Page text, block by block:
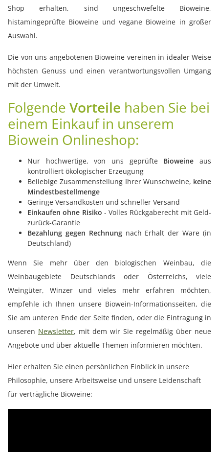
Shop erhalten, sind ungeschwefelte Bioweine,
histamingeprüfte Bioweine und vegane Bioweine in großer
Auswahl.
Die von uns angebotenen Bioweine vereinen in idealer Weise
höchsten Genuss und einen verantwortungsvollen Umgang
mit der Umwelt.
Folgende Vorteile haben Sie bei
einem Einkauf in unserem
Biowein Onlineshop:
Nur hochwertige, von uns geprüfte Bioweineaus
kontrolliert ökologischer Erzeugung
Beliebige Zusammenstellung Ihrer Wunschweine, keine
Mindestbestellmenge
Geringe Versandkosten und schneller Versand
Einkaufen ohne Risiko - Volles Rückgaberecht mit Geld-
zurück-Garantie
Bezahlung gegen Rechnungnach Erhalt der Ware (in
Deutschland)
Wenn Sie mehr über den biologischen Weinbau, die
Weinbaugebiete Deutschlands oder Österreichs, viele
Weingüter, Winzer und vieles mehr erfahren möchten,
empfehle ich Ihnen unsere Biowein-Informationsseiten, die
Sie am unteren Ende der Seite finden, oder die Eintragung in
unseren Newsletter, mit dem wir Sie regelmäßig über neue
Angebote und über aktuelle Themen informieren möchten.
Hier erhalten Sie einen persönlichen Einblick in unsere
Philosophie, unsere Arbeitsweise und unsere Leidenschaft
für verträgliche Bioweine: